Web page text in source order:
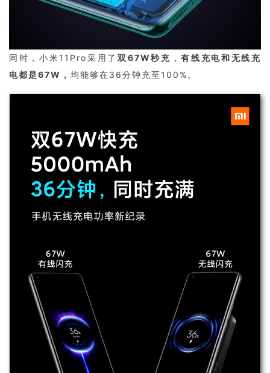
同时，小米11Pro采用了 双67W秒充 ，有线充电和无线充
电都是67W， 均能够在36分钟充至100%。